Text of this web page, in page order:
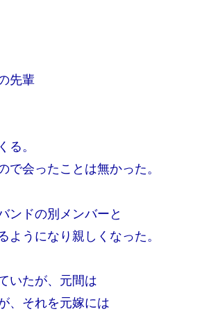
先輩
る。
で会ったことは無かった。
ンドの別メンバーと
うになり親しくなった。
いたが、元間は
、それを元嫁には